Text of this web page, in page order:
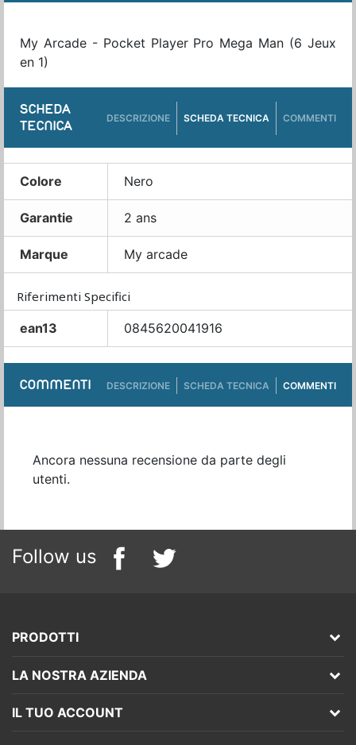
My Arcade - Pocket Player Pro Mega Man (6 Jeux
en 1)
SCHEDA
TECNICA
DESCRIZIONE SCHEDA TECNICA COMMENTI
Colore Nero
Garantie 2 ans
Marque My arcade
Riferimenti Specifici
ean13
0845620041916
COMMENTI DESCRIZIONE SCHEDA TECNICA COMMENTI
Ancora nessuna recensione da parte degli
utenti.
Follow us
PRODOTTI
LA NOSTRA AZIENDA
IL TUO ACCOUNT